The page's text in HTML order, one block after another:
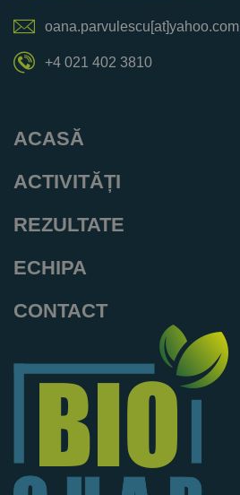
oana.parvulescu[at]yahoo.com
+4 021 402 3810
ACASĂ
ACTIVITĂȚI
REZULTATE
ECHIPA
CONTACT